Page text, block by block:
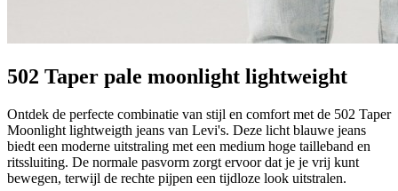
502 Taper pale moonlight lightweight
Ontdek de perfecte combinatie van stijl en comfort met de 502 Taper
Moonlight lightweigth jeans van Levi's. Deze licht blauwe jeans
biedt een moderne uitstraling met een medium hoge tailleband en
ritssluiting. De normale pasvorm zorgt ervoor dat je je vrij kunt
bewegen, terwijl de rechte pijpen een tijdloze look uitstralen.